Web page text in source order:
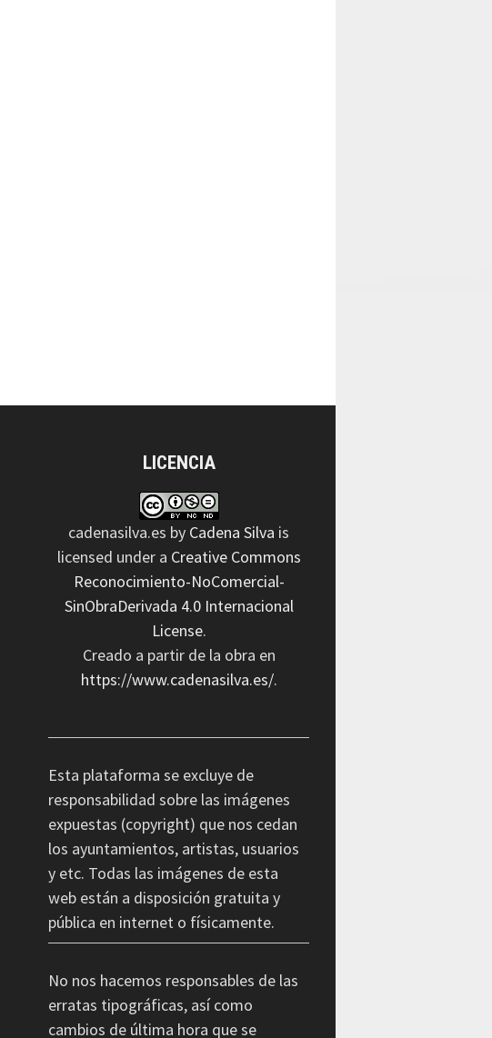
LICENCIA
cadenasilva.es by Cadena Silva is
licensed under a Creative Commons
Reconocimiento-NoComercial-
SinObraDerivada 4.0 Internacional
License.
Creado a partir de la obra en
https://www.cadenasilva.es/.
Esta plataforma se excluye de
responsabilidad sobre las imágenes
expuestas (copyright) que nos cedan
los ayuntamientos, artistas, usuarios
y etc. Todas las imágenes de esta
web están a disposición gratuita y
pública en internet o físicamente.
No nos hacemos responsables de las
erratas tipográficas, así como
cambios de última hora que se